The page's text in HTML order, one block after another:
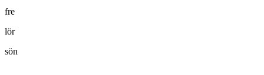
fre
lör
sön